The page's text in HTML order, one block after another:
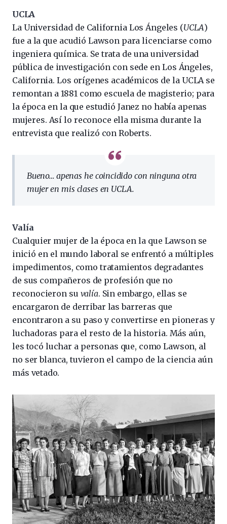
UCLA
La Universidad de California Los Ángeles (UCLA)
fue a la que acudió Lawson para licenciarse como
ingeniera química. Se trata de una universidad
pública de investigación con sede en Los Ángeles,
California. Los orígenes académicos de la UCLA se
remontan a 1881 como escuela de magisterio; para
la época en la que estudió Janez no había apenas
mujeres. Así lo reconoce ella misma durante la
entrevista que realizó con Roberts.
Bueno… apenas he coincidido con ninguna otra
mujer en mis clases en UCLA.
Valía
Cualquier mujer de la época en la que Lawson se
inició en el mundo laboral se enfrentó a múltiples
impedimentos, como tratamientos degradantes
de sus compañeros de profesión que no
reconocieron su valía. Sin embargo, ellas se
encargaron de derribar las barreras que
encontraron a su paso y convertirse en pioneras y
luchadoras para el resto de la historia. Más aún,
les tocó luchar a personas que, como Lawson, al
no ser blanca, tuvieron el campo de la ciencia aún
más vetado.